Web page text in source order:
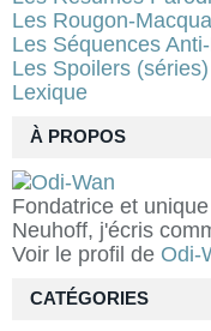
À PROPOS
Fondatrice et
Neuhoff, j'écris
Voir le profil de Odi-
Les Rougon-
Les Séquences
Les Spoilers (séries)
Lexique
CATÉGORIES